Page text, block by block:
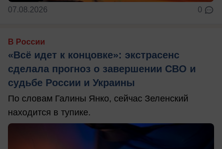
07.08.2026 0
В России
«Всё идет к концовке»: экстрасенс
сделала прогноз о завершении СВО и
судьбе России и Украины
По словам Галины Янко, сейчас Зеленский
находится в тупике.